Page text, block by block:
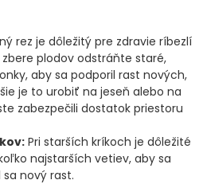
rez je dôležitý pre zdravie ríbezlí
plodov odstráňte staré,
aby sa podporil rast nových,
je to urobiť na jeseň alebo na
zabezpečili dostatok priestoru
Pri starších kríkoch je dôležité
najstarších vetiev, aby sa
nový rast.